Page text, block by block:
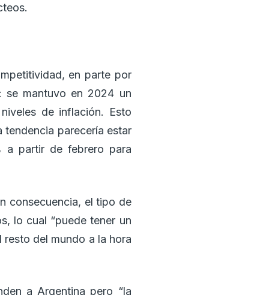
en parte por
se mantuvo en 2024 un
de inflación. Esto
tendencia parecería estar
a partir de febrero para
consecuencia, el tipo de
lo cual “puede tener un
del mundo a la hora
a Argentina pero “la